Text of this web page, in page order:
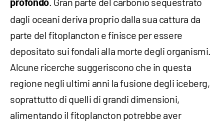
profondo
dagli oceani deriva proprio dalla sua cattura da
parte del fitoplancton e finisce per essere
depositato sui fondali alla morte degli organismi.
Alcune ricerche suggeriscono che in questa
regione negli ultimi anni la fusione degli iceberg,
soprattutto di quelli di grandi dimensioni,
alimentando il fitoplancton potrebbe aver